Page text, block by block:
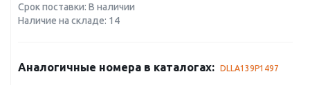
Срок поставки: В наличии
Наличие на складе: 14
Аналогичные номера в каталогах: DLLA139P1497